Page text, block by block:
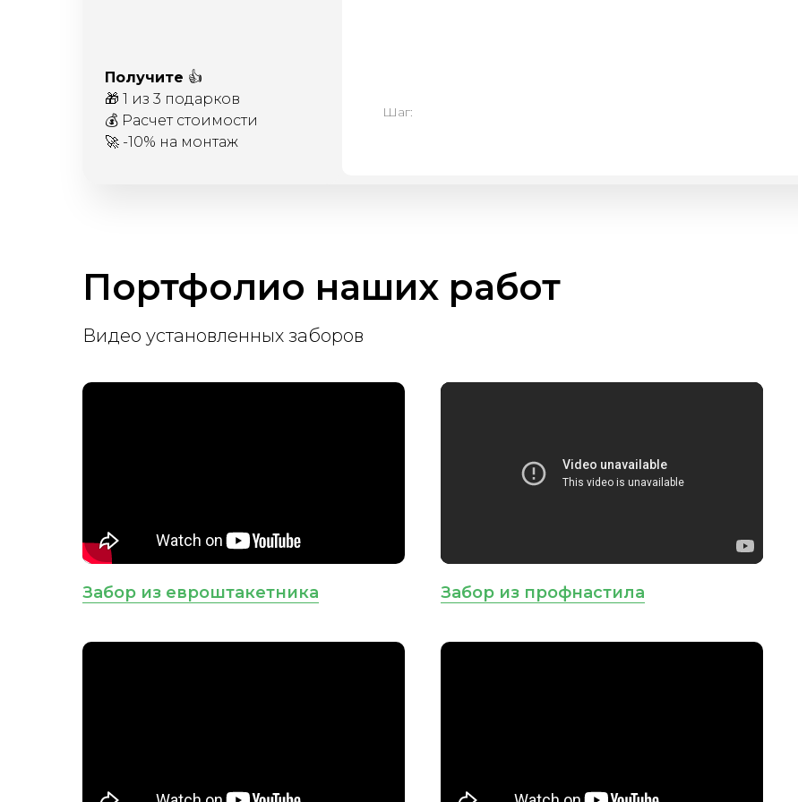
Получите 👍
🎁 1 из 3 подарков
💰 Расчет стоимости
🚀 -10% на монтаж
Шаг:
Портфолио наших работ
Видео установленных заборов
Забор из евроштакетника Забор из профнастила